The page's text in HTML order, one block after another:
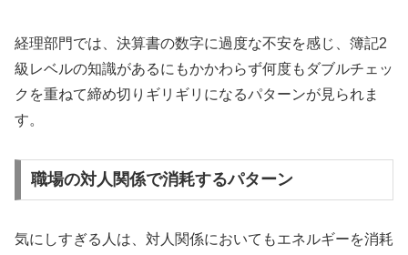
経理部門では、決算書の数字に過度な不安を感じ、簿記2
級レベルの知識があるにもかかわらず何度もダブルチェッ
クを重ねて締め切りギリギリになるパターンが見られま
す。
職場の対人関係で消耗するパターン
気にしすぎる人は、対人関係においてもエネルギーを消耗